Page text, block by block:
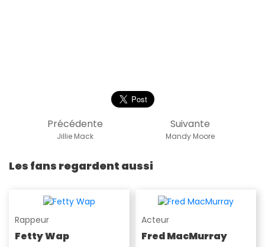
Suivante
Mandy Moore
Précédente
Jillie Mack
Les fans regardent aussi
Rappeur
Fetty Wap
Acteur
Fred MacMurray